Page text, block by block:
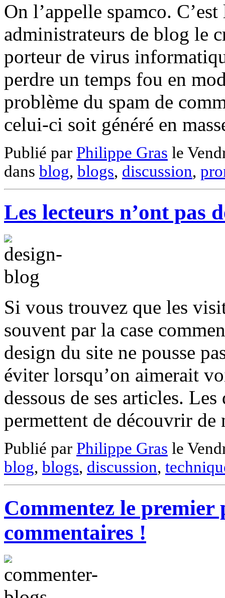
On l’appelle spamco.
administrateurs de blog le
porteur de virus
perdre un temps fou en
problème du spam de
celui-ci soit généré en
Publié par Philippe Gras le
dans blog, blogs, discussion,
Les lecteurs n’ont pas
Si vous trouvez que les
souvent par la case
design du site ne pousse
éviter lorsqu’on aimerait
dessous de ses articles.
permettent de découvrir
Publié par Philippe Gras le
blog, blogs, discussion,
Commentez le premier
commentaires !